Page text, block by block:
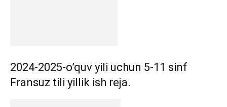
2024-2025-o’quv yili uchun 5-11 sinf
Fransuz tili yillik ish reja.